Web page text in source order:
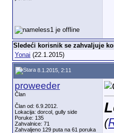
Sledeći korisnik se zahvaljuje
Yonai (22.1.2015)
8.1.2015, 2:11
proweeder
Član
Član od: 6.9.2012.
Lokacija: dorcol, gully side
Poruke: 135
Zahvalnice: 71
Zahvaljeno 129 puta na 61 poruka
(